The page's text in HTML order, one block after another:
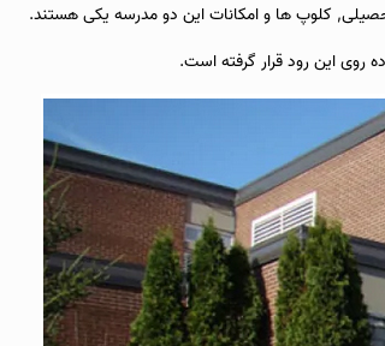
کلوپ ها و امکانات این دو مدرسه یکی هستند.
روی این رود قرار گرفته است.